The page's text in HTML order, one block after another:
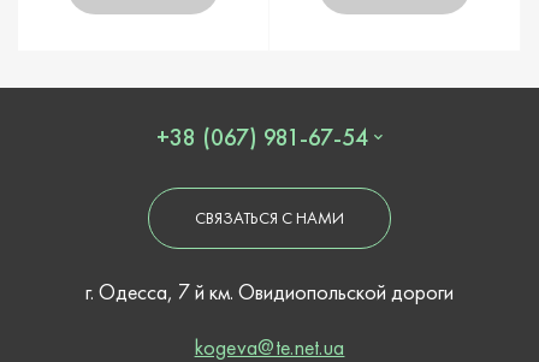
+38 (067) 981-67-54
СВЯЗАТЬСЯ С НАМИ
г. Одесса, 7 й км. Овидиопольской дороги
kogeva@te.net.ua